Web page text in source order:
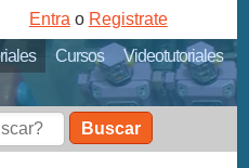
Cursos
Videotutoriales
Entra o Registrate
Buscar